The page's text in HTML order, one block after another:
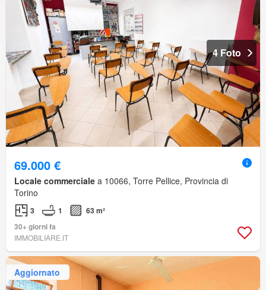
4 Foto
69.000 €
Locale commerciale a 10066, Torre Pellice, Provincia di
Torino
3 1
63 m²
30+ giorni fa
IMMOBILIARE.IT
Aggiornato